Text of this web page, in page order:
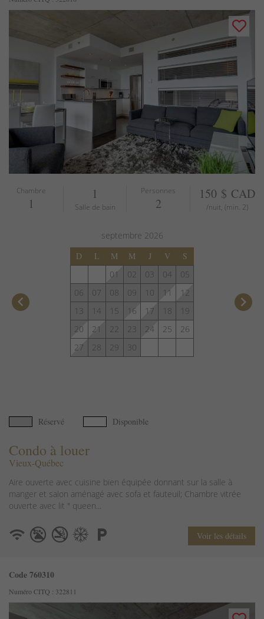
Chambre
1
1
Salle de bain
Personnes
2
150 $ CAD
/nuit, (min. 2)
keyboard_arrow_left
septembre 2026
D
L M M J V
S
01
02 03 04
05
06
07 08 09 10 11
12
13
14 15 16 17 18
19
20
21 22 23 24 25
26
27
28 29 30
keyboard_arrow_right
Réservé Disponible
Condo à louer
Vieux-Québec
Aire ouverte avec cuisine bien équipée donnant sur la salle à
manger et salon aménagé avec sofa et fauteuil; Chambre vitrée
ouverte avec lit " queen...
Voir les détails
Code 760310
Numéro CITQ : 322811